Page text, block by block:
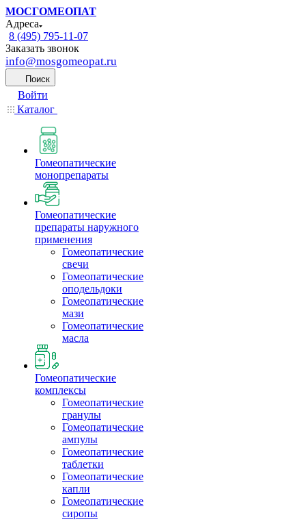
МОСГОМЕОПАТ
Адреса
8 (495) 795-11-07
Заказать звонок
info@mosgomeopat.ru
Поиск
Войти
Каталог
Гомеопатические
монопрепараты
Гомеопатические
препараты наружного
применения
Гомеопатические
свечи
Гомеопатические
оподельдоки
Гомеопатические
мази
Гомеопатические
масла
Гомеопатические
комплексы
Гомеопатические
гранулы
Гомеопатические
ампулы
Гомеопатические
таблетки
Гомеопатические
капли
Гомеопатические
сиропы